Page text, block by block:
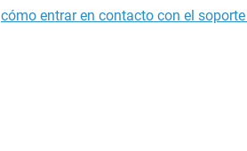
cómo entrar en contacto con el soporte